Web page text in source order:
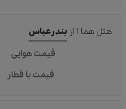
هتل هما ۱ از بندرعباس
قیمت هوایی
قیمت با قطار